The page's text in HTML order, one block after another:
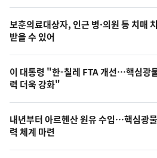
영
상
오
늘
의
사
진
보훈의료대상자, 인근 병·의원 등 치매
받을 수 있어
이 대통령 "한-칠레 FTA 개선…핵심광
력 더욱 강화"
내년부터 아르헨산 원유 수입…핵심광
력 체계 마련